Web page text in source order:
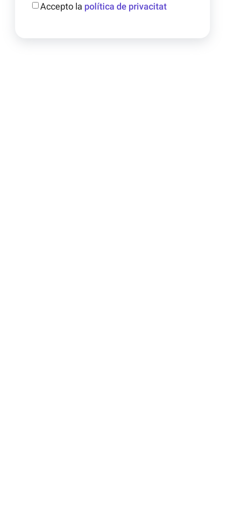
Accepto la política de privacitat